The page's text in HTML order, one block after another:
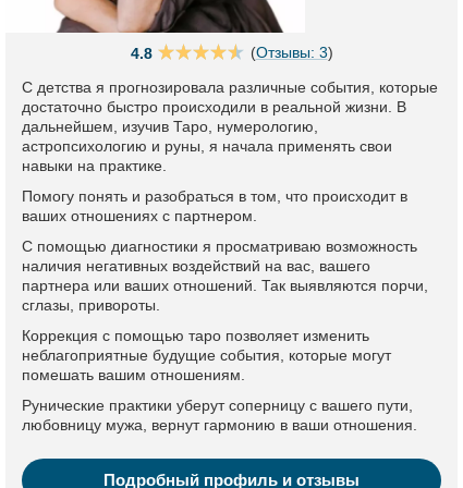
4.8 (Отзывы: 3)
С детства я прогнозировала различные события, которые
достаточно быстро происходили в реальной жизни. В
дальнейшем, изучив Таро, нумерологию,
астропсихологию и руны, я начала применять свои
навыки на практике.
Помогу понять и разобраться в том, что происходит в
ваших отношениях с партнером.
С помощью диагностики я просматриваю возможность
наличия негативных воздействий на вас, вашего
партнера или ваших отношений. Так выявляются порчи,
сглазы, привороты.
Коррекция с помощью таро позволяет изменить
неблагоприятные будущие события, которые могут
помешать вашим отношениям.
Рунические практики уберут соперницу с вашего пути,
любовницу мужа, вернут гармонию в ваши отношения.
Подробный профиль и отзывы